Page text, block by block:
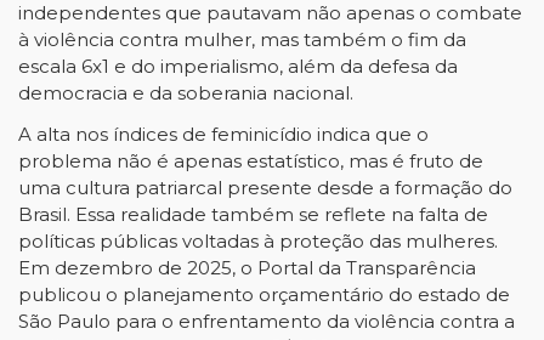
independentes que pautavam não apenas o combate
à violência contra mulher, mas também o fim da
escala 6x1 e do imperialismo, além da defesa da
democracia e da soberania nacional.
A alta nos índices de feminicídio indica que o
problema não é apenas estatístico, mas é fruto de
uma cultura patriarcal presente desde a formação do
Brasil. Essa realidade também se reflete na falta de
políticas públicas voltadas à proteção das mulheres.
Em dezembro de 2025, o Portal da Transparência
publicou o planejamento orçamentário do estado de
São Paulo para o enfrentamento da violência contra a